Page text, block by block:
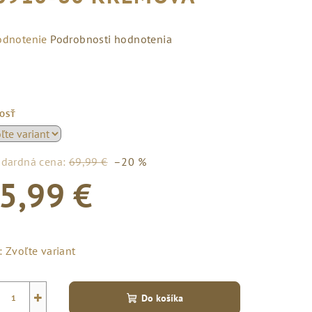
Podrobnosti hodnotenia
cena: 69,99 € –20 %
€
Zvoľte variant
+ Do košíka